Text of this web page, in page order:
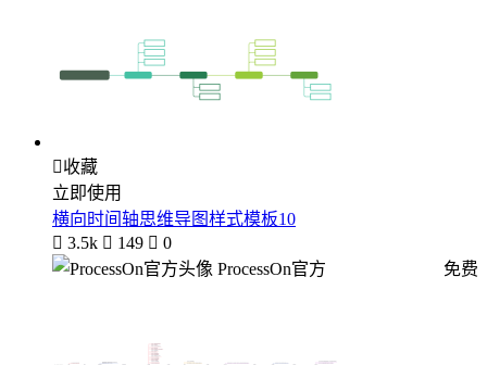
收藏
立即使用
横向时间轴思维导图样式模板10
 3.5k  149  0
ProcessOn官方
免费